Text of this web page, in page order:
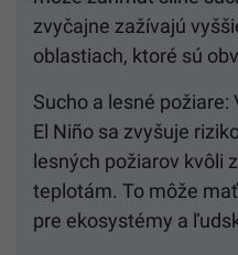
zvyčajne zažívajú
oblastiach, ktoré sú
Sucho a lesné
El Niño sa zvyšuje
lesných požiarov kvôli
teplotám. To môže
pre ekosystémy a